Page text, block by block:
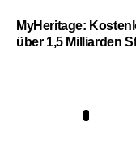
MyHeritage:
über 1,5 Milliarden